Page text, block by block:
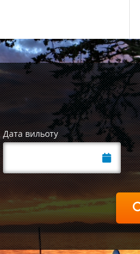
Дата вильоту